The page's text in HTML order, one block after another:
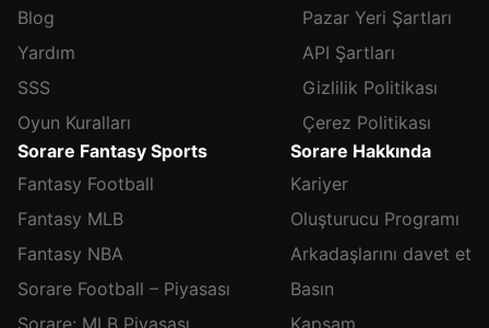
Blog
Yardım
SSS
Oyun Kuralları
Pazar Yeri Şartları
API Şartları
Gizlilik Politikası
Çerez Politikası
Sorare Fantasy Sports
Fantasy Football
Fantasy MLB
Fantasy NBA
Sorare Football – Piyasası
Sorare: MLB Piyasası
Sorare Hakkında
Kariyer
Oluşturucu Programı
Arkadaşlarını davet et
Basın
Kapsam